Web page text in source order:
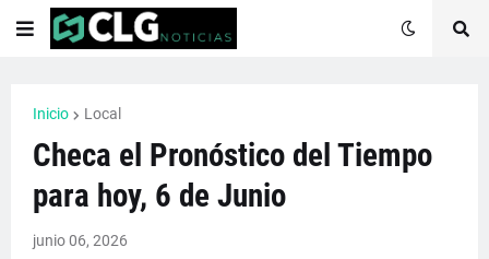
Inicio Local
Checa el Pronóstico del Tiempo
para hoy, 6 de Junio
junio 06, 2026